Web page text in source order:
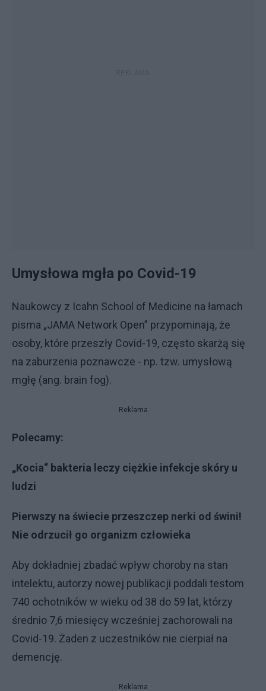
Umysłowa mgła po Covid-19
Naukowcy z Icahn School of Medicine na łamach
pisma „JAMA Network Open” przypominają, że
osoby, które przeszły Covid-19, często skarżą się
na zaburzenia poznawcze - np. tzw. umysłową
mgłę (ang. brain fog).
Reklama
Polecamy:
„Kocia“ bakteria leczy ciężkie infekcje skóry u
ludzi
Pierwszy na świecie przeszczep nerki od świni!
Nie odrzucił go organizm człowieka
Aby dokładniej zbadać wpływ choroby na stan
intelektu, autorzy nowej publikacji poddali testom
740 ochotników w wieku od 38 do 59 lat, którzy
średnio 7,6 miesięcy wcześniej zachorowali na
Covid-19. Żaden z uczestników nie cierpiał na
demencję.
Reklama